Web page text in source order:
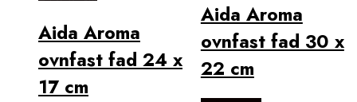
Aida Aroma
ovnfast fad 24 x
17 cm
Aida Aroma
ovnfast fad 30 x
22 cm